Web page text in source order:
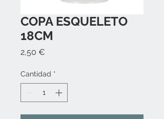
COPA ESQUELETO
18CM
2,50 €
Cantidad *